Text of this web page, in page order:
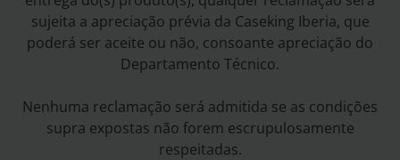
sujeita a apreciação prévia da Caseking Iberia, que
poderá ser aceite ou não, consoante apreciação do
Departamento Técnico.
Nenhuma reclamação será admitida se as condições
supra expostas não forem escrupulosamente
respeitadas.